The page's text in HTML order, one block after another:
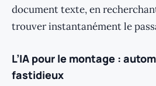
document texte, en
trouver instantanément le
L’IA pour le montage :
fastidieux